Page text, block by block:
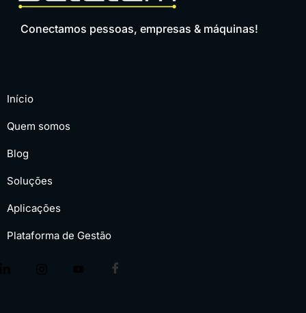
Conectamos pessoas, empresas & máquinas!
Início
Quem somos
Blog
Soluções
Aplicações
Plataforma de Gestão